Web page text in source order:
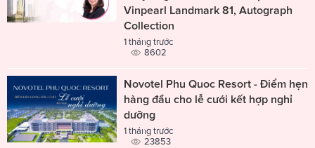
Vinpearl Landmark 81, Autograph
Collection
1 tháng trước
8602
Novotel Phu Quoc Resort - Điểm hẹn
hàng đầu cho lễ cưới kết hợp nghỉ
dưỡng
1 tháng trước
23853